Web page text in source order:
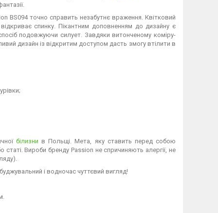
BS094 точно справить незабутнє враження. Квітковий
спинку. Пікантним доповненням до дизайну є
подовжуючи силует. Завдяки витонченому коміру-
дизайн із відкритим доступом дасть змогу втілити в
білизни в Польщі. Мета, яку ставить перед собою
Вироби бренду Passion не спричиняють алергії, не
і водночас чуттєвий вигляд!